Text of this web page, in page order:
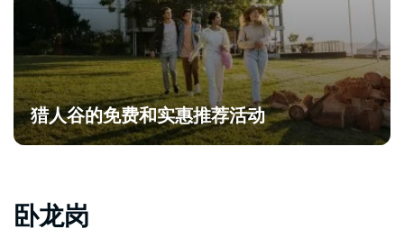
猎人谷的免费和实惠推荐活动
卧龙岗